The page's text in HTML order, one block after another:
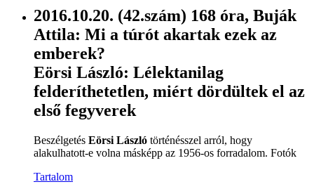
2016.10.20. (42.szám) 168 óra, Buják
Attila: Mi a túrót akartak ezek az
emberek?
Eörsi László: Lélektanilag
felderíthetetlen, miért dördültek el az
első fegyverek
Beszélgetés Eörsi László történésszel arról, hogy
alakulhatott-e volna másképp az 1956-os forradalom. Fotók
Tartalom